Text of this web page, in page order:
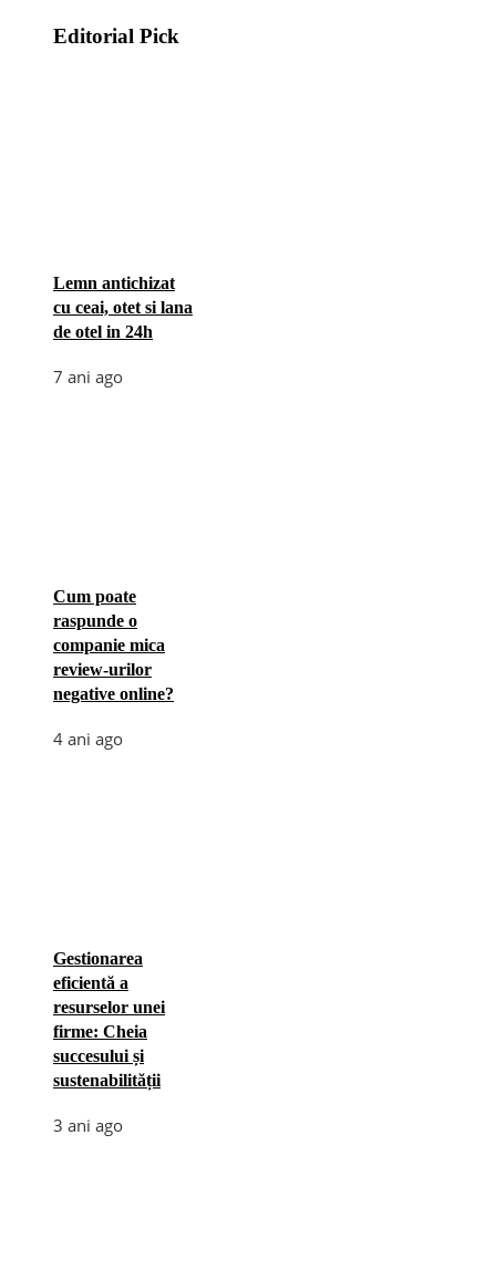
Editorial Pick
Lemn antichizat
cu ceai, otet si lana
de otel in 24h
7 ani ago
Cum poate
raspunde o
companie mica
review-urilor
negative online?
4 ani ago
Gestionarea
eficientă a
resurselor unei
firme: Cheia
succesului și
sustenabilității
3 ani ago